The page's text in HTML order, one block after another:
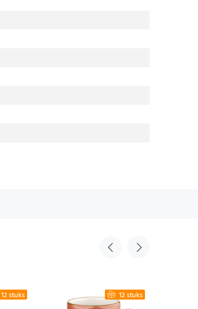
12 stuks 12 stuks